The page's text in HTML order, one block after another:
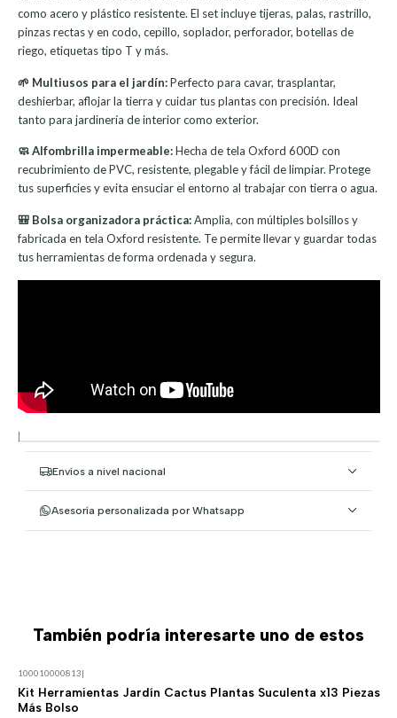
como acero y plástico resistente. El set incluye tijeras, palas, rastrillo,
pinzas rectas y en codo, cepillo, soplador, perforador, botellas de
riego, etiquetas tipo T y más.
🌱 Multiusos para el jardín:Perfecto para cavar, trasplantar,
deshierbar, aflojar la tierra y cuidar tus plantas con precisión. Ideal
tanto para jardinería de interior como exterior.
🧼 Alfombrilla impermeable:Hecha de tela Oxford 600D con
recubrimiento de PVC, resistente, plegable y fácil de limpiar. Protege
tus superficies y evita ensuciar el entorno al trabajar con tierra o agua.
🎒 Bolsa organizadora práctica:Amplia, con múltiples bolsillos y
fabricada en tela Oxford resistente. Te permite llevar y guardar todas
tus herramientas de forma ordenada y segura.
Envíos a nivel nacional
Asesoría personalizada por Whatsapp
También podría interesarte uno de estos
100010000813|
Kit Herramientas Jardín Cactus Plantas Suculenta x13 Piezas
Más Bolso